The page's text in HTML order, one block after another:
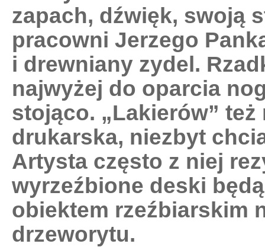
zapach, dźwięk, swoją
pracowni Jerzego
i drewniany zydel.
najwyżej do oparcia
stojąco. „Lakierów” też
drukarska, niezbyt
Artysta często z niej
wyrzeźbione deski
obiektem rzeźbiarskim
drzeworytu.